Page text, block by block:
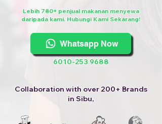
Lebih 780+ penjual makanan menyewa
daripada kami. Hubungi Kami Sekarang!
Whatsapp Now
6010-253 9688
Collaboration with over 200+ Brands
in Sibu,